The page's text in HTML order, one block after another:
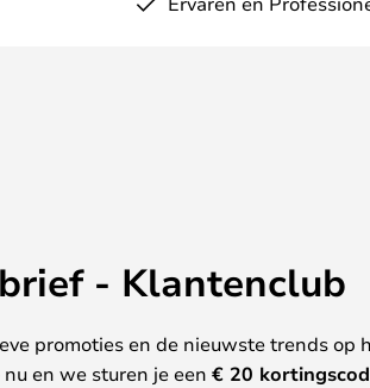
- Klantenclub
promoties en de nieuwste trends op
en we sturen je een € 20